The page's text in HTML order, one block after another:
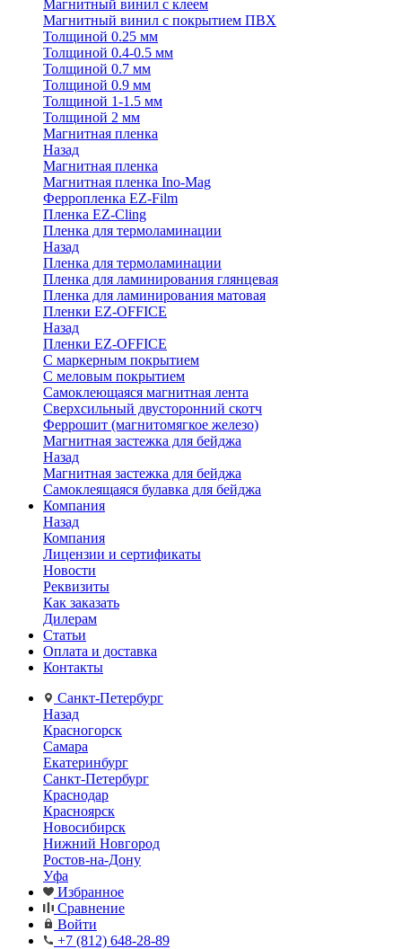
Магнитный винил с клеем
Магнитный винил с покрытием ПВХ
Толщиной 0.25 мм
Толщиной 0.4-0.5 мм
Толщиной 0.7 мм
Толщиной 0.9 мм
Толщиной 1-1.5 мм
Толщиной 2 мм
Магнитная пленка
Назад
Магнитная пленка
Магнитная пленка Ino-Mag
Ферропленка EZ-Film
Пленка EZ-Cling
Пленка для термоламинации
Назад
Пленка для термоламинации
Пленка для ламинирования глянцевая
Пленка для ламинирования матовая
Пленки EZ-OFFICE
Назад
Пленки EZ-OFFICE
С маркерным покрытием
С меловым покрытием
Самоклеющаяся магнитная лента
Сверхсильный двусторонний скотч
Феррошит (магнитомягкое железо)
Магнитная застежка для бейджа
Назад
Магнитная застежка для бейджа
Самоклеящаяся булавка для бейджа
Компания
Назад
Компания
Лицензии и сертификаты
Новости
Реквизиты
Как заказать
Дилерам
Статьи
Оплата и доставка
Контакты
Санкт-Петербург
Назад
Красногорск
Самара
Екатеринбург
Санкт-Петербург
Краснодар
Красноярск
Новосибирск
Нижний Новгород
Ростов-на-Дону
Уфа
Избранное
Сравнение
Войти
+7 (812) 648-28-89